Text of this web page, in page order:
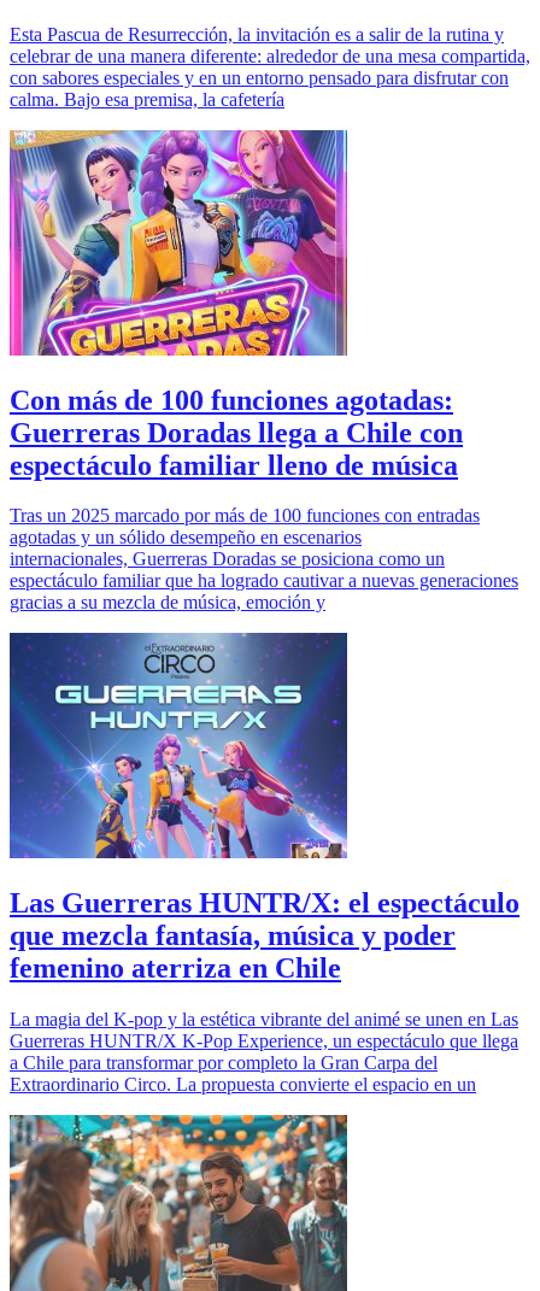
Esta Pascua de Resurrección, la invitación es a salir de la rutina y
celebrar de una manera diferente: alrededor de una mesa compartida,
con sabores especiales y en un entorno pensado para disfrutar con
calma. Bajo esa premisa, la cafetería
Con más de 100 funciones agotadas:
Guerreras Doradas llega a Chile con
espectáculo familiar lleno de música
Tras un 2025 marcado por más de 100 funciones con entradas
agotadas y un sólido desempeño en escenarios
internacionales, Guerreras Doradas se posiciona como un
espectáculo familiar que ha logrado cautivar a nuevas generaciones
gracias a su mezcla de música, emoción y
Las Guerreras HUNTR/X: el espectáculo
que mezcla fantasía, música y poder
femenino aterriza en Chile
La magia del K-pop y la estética vibrante del animé se unen en Las
Guerreras HUNTR/X K-Pop Experience, un espectáculo que llega
a Chile para transformar por completo la Gran Carpa del
Extraordinario Circo. La propuesta convierte el espacio en un